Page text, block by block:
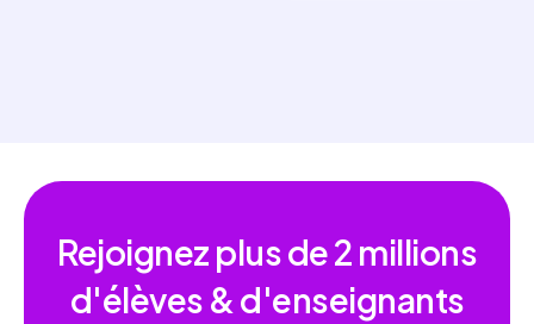
Rejoignez plus de2 millions
d'élèves & d'enseignants